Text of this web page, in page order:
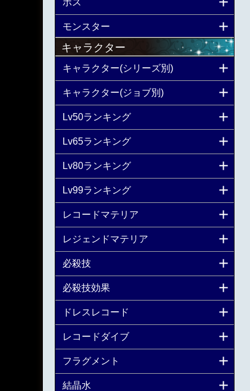
ボス
モンスター
キャラクター
キャラクター(シリーズ別)
キャラクター(ジョブ別)
Lv50ランキング
Lv65ランキング
Lv80ランキング
Lv99ランキング
レコードマテリア
レジェンドマテリア
必殺技
必殺技効果
ドレスレコード
レコードダイブ
フラグメント
結晶水